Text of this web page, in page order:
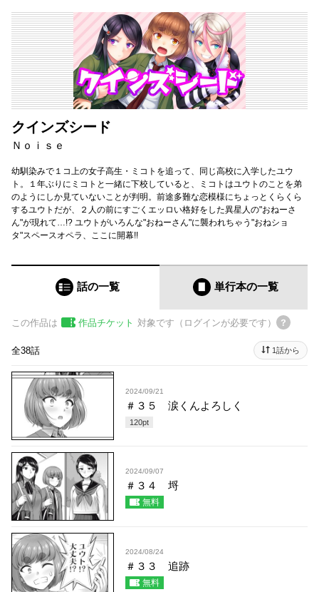
クインズシード
Ｎｏｉｓｅ
幼馴染みで１コ上の女子高生・ミコトを追って、同じ高校に入学したユウ
ト。１年ぶりにミコトと一緒に下校していると、ミコトはユウトのことを弟
のようにしか見ていないことが判明。前途多難な恋模様にちょっとくらくら
するユウトだが、２人の前にすごくエッロい格好をした異星人の"おねーさ
ん"が現れて…!? ユウトがいろんな"おねーさん"に襲われちゃう"おねショ
タ"スペースオペラ、ここに開幕!!
話の一覧 単行本の一覧
この作品は 作品チケット 対象です（ログインが必要です）
全38話 1話から
2024/09/21
＃３５ 涙くんよろしく
120pt
2024/09/07
＃３４ 埒
無料
2024/08/24
＃３３ 追跡
無料